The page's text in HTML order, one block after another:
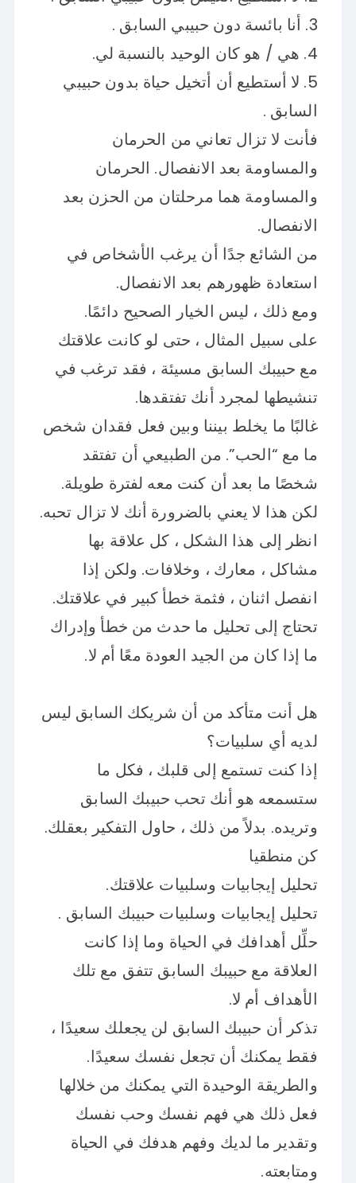
3. أنا بائسة دون حبيبي السابق .
4. هي / هو كان الوحيد بالنسبة لي.
5. لا أستطيع أن أتخيل حياة بدون حبيبي
السابق .
فأنت لا تزال تعاني من الحرمان
والمساومة بعد الانفصال. الحرمان
والمساومة هما مرحلتان من الحزن بعد
الانفصال.
من الشائع جدًا أن يرغب الأشخاص في
استعادة ظهورهم بعد الانفصال.
ومع ذلك ، ليس الخيار الصحيح دائمًا.
على سبيل المثال ، حتى لو كانت علاقتك
مع حبيبك السابق مسيئة ، فقد ترغب في
تنشيطها لمجرد أنك تفتقدها.
غالبًا ما يخلط بيننا وبين فعل فقدان شخص
ما مع “الحب”. من الطبيعي أن تفتقد
شخصًا ما بعد أن كنت معه لفترة طويلة.
لكن هذا لا يعني بالضرورة أنك لا تزال تحبه.
انظر إلى هذا الشكل ، كل علاقة بها
مشاكل ، معارك ، وخلافات. ولكن إذا
انفصل اثنان ، فثمة خطأ كبير في علاقتك.
تحتاج إلى تحليل ما حدث من خطأ وإدراك
ما إذا كان من الجيد العودة معًا أم لا.
هل أنت متأكد من أن شريكك السابق ليس
لديه أي سلبيات؟
إذا كنت تستمع إلى قلبك ، فكل ما
ستسمعه هو أنك تحب حبيبك السابق
وتريده. بدلاً من ذلك ، حاول التفكير بعقلك.
كن منطقيا
تحليل إيجابيات وسلبيات علاقتك.
تحليل إيجابيات وسلبيات حبيبك السابق .
حلِّل أهدافك في الحياة وما إذا كانت
العلاقة مع حبيبك السابق تتفق مع تلك
الأهداف أم لا.
تذكر أن حبيبك السابق لن يجعلك سعيدًا ،
فقط يمكنك أن تجعل نفسك سعيدًا.
والطريقة الوحيدة التي يمكنك من خلالها
فعل ذلك هي فهم نفسك وحب نفسك
وتقدير ما لديك وفهم هدفك في الحياة
ومتابعته.